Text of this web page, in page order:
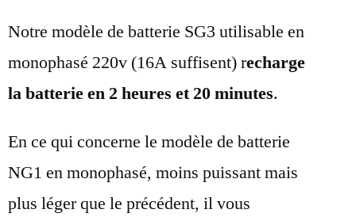
Notre modèle de batterie SG3 utilisable en
monophasé 220v (16A suffisent) recharge
la batterie en 2 heures et 20 minutes.
En ce qui concerne le modèle de batterie
NG1 en monophasé, moins puissant mais
plus léger que le précédent, il vous